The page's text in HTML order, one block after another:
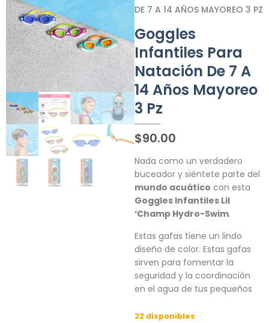
DE 7 A 14 AÑOS MAYOREO 3 PZ
Goggles
Infantiles Para
Natación De 7 A
14 Años Mayoreo
3 Pz
$90.00
Nada como un verdadero
buceador y siéntete parte del
mundo acuático con esta
Goggles Infantiles Lil
‘Champ Hydro-Swim.
Estas gafas tiene un lindo
diseño de color. Estas gafas
sirven para fomentar la
seguridad y la coordinación
en el agua de tus pequeños
22 disponibles